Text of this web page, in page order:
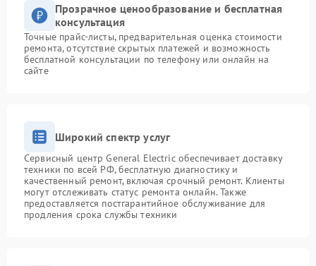
Прозрачное ценообразование и бесплатная
консультация
Точные прайс-листы, предварительная оценка стоимости
ремонта, отсутствие скрытых платежей и возможность
бесплатной консультации по телефону или онлайн на
сайте
Широкий спектр услуг
Сервисный центр General Electric обеспечивает доставку
техники по всей РФ, бесплатную диагностику и
качественный ремонт, включая срочный ремонт. Клиенты
могут отслеживать статус ремонта онлайн. Также
предоставляется постгарантийное обслуживание для
продления срока службы техники